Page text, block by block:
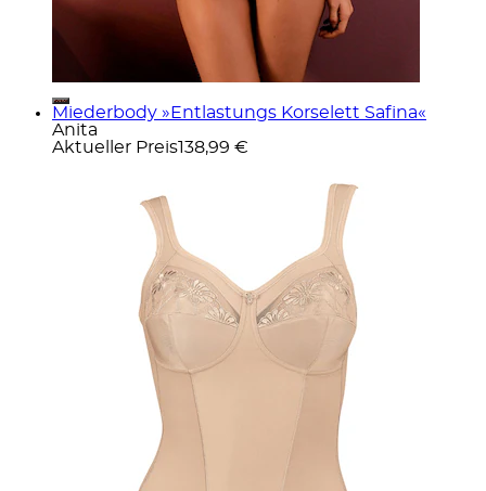
Miederbody »Entlastungs Korselett Safina«
Anita
Aktueller Preis138,99 €